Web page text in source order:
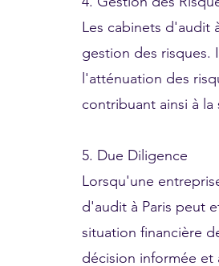
Les cabinets d'audit
gestion des risques.
l'atténuation des
contribuant ainsi à
5. Due Diligence
Lorsqu'une
d'audit à Paris peut
situation financière
décision informée et